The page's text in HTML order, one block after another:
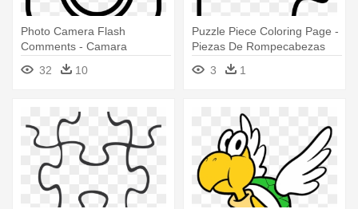
Photo Camera Flash
Comments - Camara
Fotografica Dibujo Para
Colorear
32 10
Puzzle Piece Coloring Page -
Piezas De Rompecabezas
Para Dibujar
3 1